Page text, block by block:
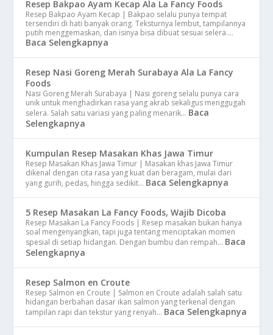
Resep Bakpao Ayam Kecap Ala La Fancy Foods
Resep Bakpao Ayam Kecap | Bakpao selalu punya tempat
tersendiri di hati banyak orang. Teksturnya lembut, tampilannya
putih menggemaskan, dan isinya bisa dibuat sesuai selera.…
Baca Selengkapnya
Resep Nasi Goreng Merah Surabaya Ala La Fancy
Foods
Nasi Goreng Merah Surabaya | Nasi goreng selalu punya cara
unik untuk menghadirkan rasa yang akrab sekaligus menggugah
selera. Salah satu variasi yang paling menarik… Baca
Selengkapnya
Kumpulan Resep Masakan Khas Jawa Timur
Resep Masakan Khas Jawa Timur | Masakan khas Jawa Timur
dikenal dengan cita rasa yang kuat dan beragam, mulai dari
yang gurih, pedas, hingga sedikit… Baca Selengkapnya
5 Resep Masakan La Fancy Foods, Wajib Dicoba
Resep Masakan La Fancy Foods | Resep masakan bukan hanya
soal mengenyangkan, tapi juga tentang menciptakan momen
spesial di setiap hidangan. Dengan bumbu dan rempah… Baca
Selengkapnya
Resep Salmon en Croute
Resep Salmon en Croute | Salmon en Croute adalah salah satu
hidangan berbahan dasar ikan salmon yang terkenal dengan
tampilan rapi dan tekstur yang renyah… Baca Selengkapnya